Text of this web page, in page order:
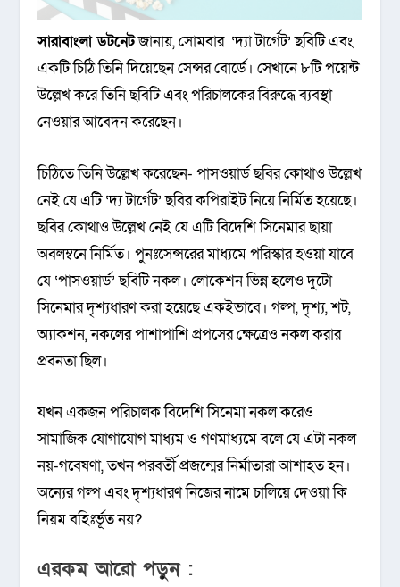
সারাবাংলা ডটনেটজানায়, সোমবার ‘দ্যা টার্গেট’ ছবিটি এবং
একটি চিঠি তিনি দিয়েছেন সেন্সর বোর্ডে। সেখানে ৮টি পয়েন্ট
উল্লেখ করে তিনি ছবিটি এবং পরিচালকের বিরুদ্ধে ব্যবস্থা
নেওয়ার আবেদন করেছেন।
চিঠিতে তিনি উল্লেখ করেছেন- পাসওয়ার্ড ছবির কোথাও উল্লেখ
নেই যে এটি ‘দ্য টার্গেট’ ছবির কপিরাইট নিয়ে নির্মিত হয়েছে।
ছবির কোথাও উল্লেখ নেই যে এটি বিদেশি সিনেমার ছায়া
অবলম্বনে নির্মিত। পুনঃসেন্সরের মাধ্যমে পরিস্কার হওয়া যাবে
যে ‘পাসওয়ার্ড’ ছবিটি নকল। লোকেশন ভিন্ন হলেও দুটো
সিনেমার দৃশ্যধারণ করা হয়েছে একইভাবে। গল্প, দৃশ্য, শট,
অ্যাকশন, নকলের পাশাপাশি প্রপসের ক্ষেত্রেও নকল করার
প্রবনতা ছিল।
যখন একজন পরিচালক বিদেশি সিনেমা নকল করেও
সামাজিক যোগাযোগ মাধ্যম ও গণমাধ্যমে বলে যে এটা নকল
নয়-গবেষণা, তখন পরবর্তী প্রজন্মের নির্মাতারা আশাহত হন।
অন্যের গল্প এবং দৃশ্যধারণ নিজের নামে চালিয়ে দেওয়া কি
নিয়ম বহিঃর্ভূত নয়?
এরকম আরো পড়ুন :